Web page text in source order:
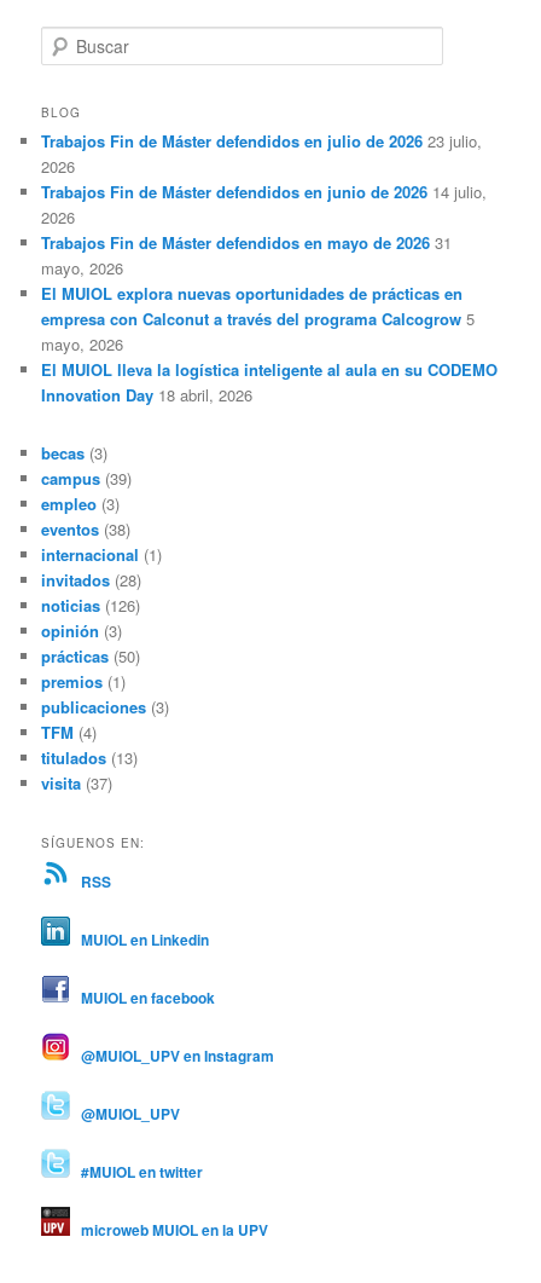
u
c
r
BLOG
Trabajos Fin de Máster defendidos en julio de 2026 23 julio,
2026
Trabajos Fin de Máster defendidos en junio de 2026 14 julio,
2026
Trabajos Fin de Máster defendidos en mayo de 2026 31
mayo, 2026
El MUIOL explora nuevas oportunidades de prácticas en
empresa con Calconut a través del programa Calcogrow 5
mayo, 2026
El MUIOL lleva la logística inteligente al aula en su CODEMO
Innovation Day 18 abril, 2026
becas (3)
campus (39)
empleo (3)
eventos (38)
internacional (1)
invitados (28)
noticias (126)
opinión (3)
prácticas (50)
premios (1)
publicaciones (3)
TFM (4)
titulados (13)
visita (37)
SÍGUENOS EN:
RSS
MUIOL en Linkedin
MUIOL en facebook
@MUIOL_UPV en Instagram
@MUIOL_UPV
#MUIOL en twitter
microweb MUIOL en la UPV